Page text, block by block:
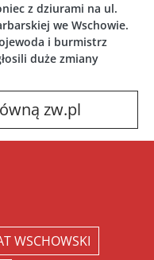
z dziurami na ul.
we Wschowie.
i burmistrz
duże zmiany
zw.pl
WSCHOWSKI